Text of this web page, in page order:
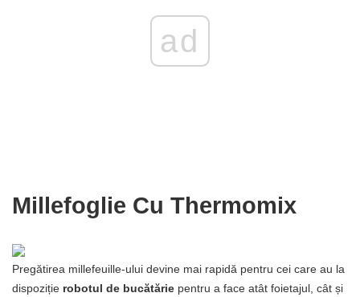
ad
Millefoglie Cu Thermomix
Pregătirea millefeuille-ului devine mai rapidă pentru cei care au la
dispoziție robotul de bucătărie pentru a face atât foietajul, cât și